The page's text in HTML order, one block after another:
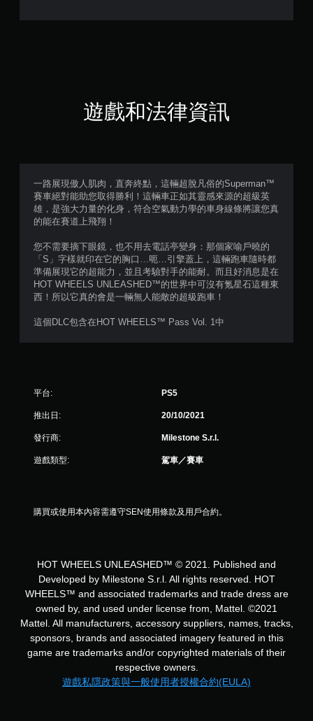
星
星
）
共
1
評
遊戲和法律資訊
一路展現傲人肌肉，直奔終點，這輛超脫凡俗的Superman™
賽車絕對能助您取得勝利！這輛車正如其靈感來源的超級英
雄，是強大力量的化身，符合空氣動力學的車身線條將讓您真
的能在賽道上飛翔！
您不需要摘下眼鏡，也不用去電話亭變身：那個家喻戶曉的
「S」字樣就印在它的胸口…呃…引擎蓋上，這輛跑車隨時都
準備展現它的超能力，並且考驗對手的能耐。而且好消息是在
HOT WHEELS UNLEASHED™的世界中可沒有氪星石這種東
西！所以它真的會是一輛無人能敵的超級跑車！
這個DLC包含在HOT WHEELS™ Pass Vol. 1中
平台: PS5
推出日: 20/10/2021
發行商: Milestone S.r.l.
遊戲類型: 駕車／賽車
購買或使用本內容需遵守SEN使用條款及用戶合約。
HOT WHEELS UNLEASHED™ © 2021. Published and
Developed by Milestone S.r.l. All rights reserved. HOT
WHEELS™ and associated trademarks and trade dress are
owned by, and used under license from, Mattel. ©2021
Mattel. All manufacturers, accessory suppliers, names, tracks,
sponsors, brands and associated imagery featured in this
game are trademarks and/or copyrighted materials of their
respective owners.
遊戲私隱政策與一般使用者授權合約(EULA)